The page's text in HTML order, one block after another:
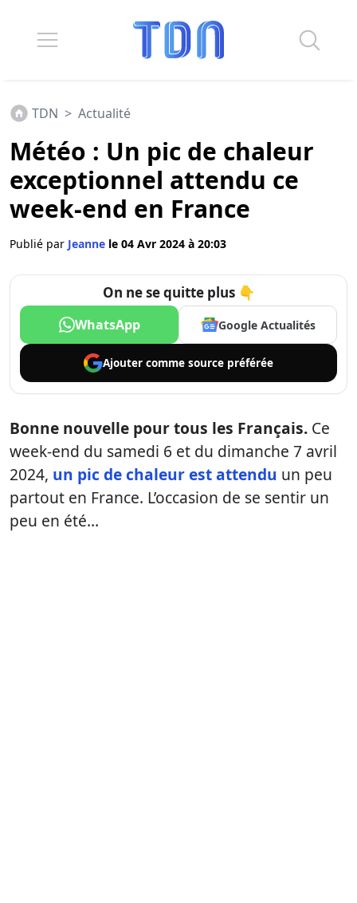
TDN > Actualité
Météo : Un pic de chaleur
exceptionnel attendu ce
week-end en France
Publié par Jeanne le 04 Avr 2024 à 20:03
On ne se quitte plus 👇
WhatsApp Google Actualités
Ajouter comme source préférée
Bonne nouvelle pour tous les Français. Ce
week-end du samedi 6 et du dimanche 7 avril
2024, un pic de chaleur est attendu un peu
partout en France. L’occasion de se sentir un
peu en été…